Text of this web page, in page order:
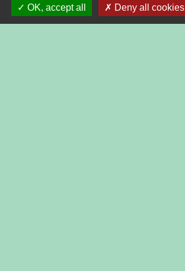
Contact par formulaire
OK, accept all
Deny all cookies